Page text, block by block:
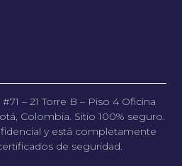
– 21 Torre B – Piso 4 Oficina
Colombia. Sitio 100% seguro.
y está completamente
de seguridad.